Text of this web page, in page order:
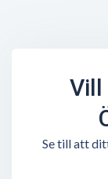
Vill
Se till att